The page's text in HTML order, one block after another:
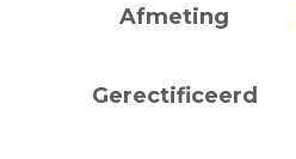
Afmeting
Gerectificeerd